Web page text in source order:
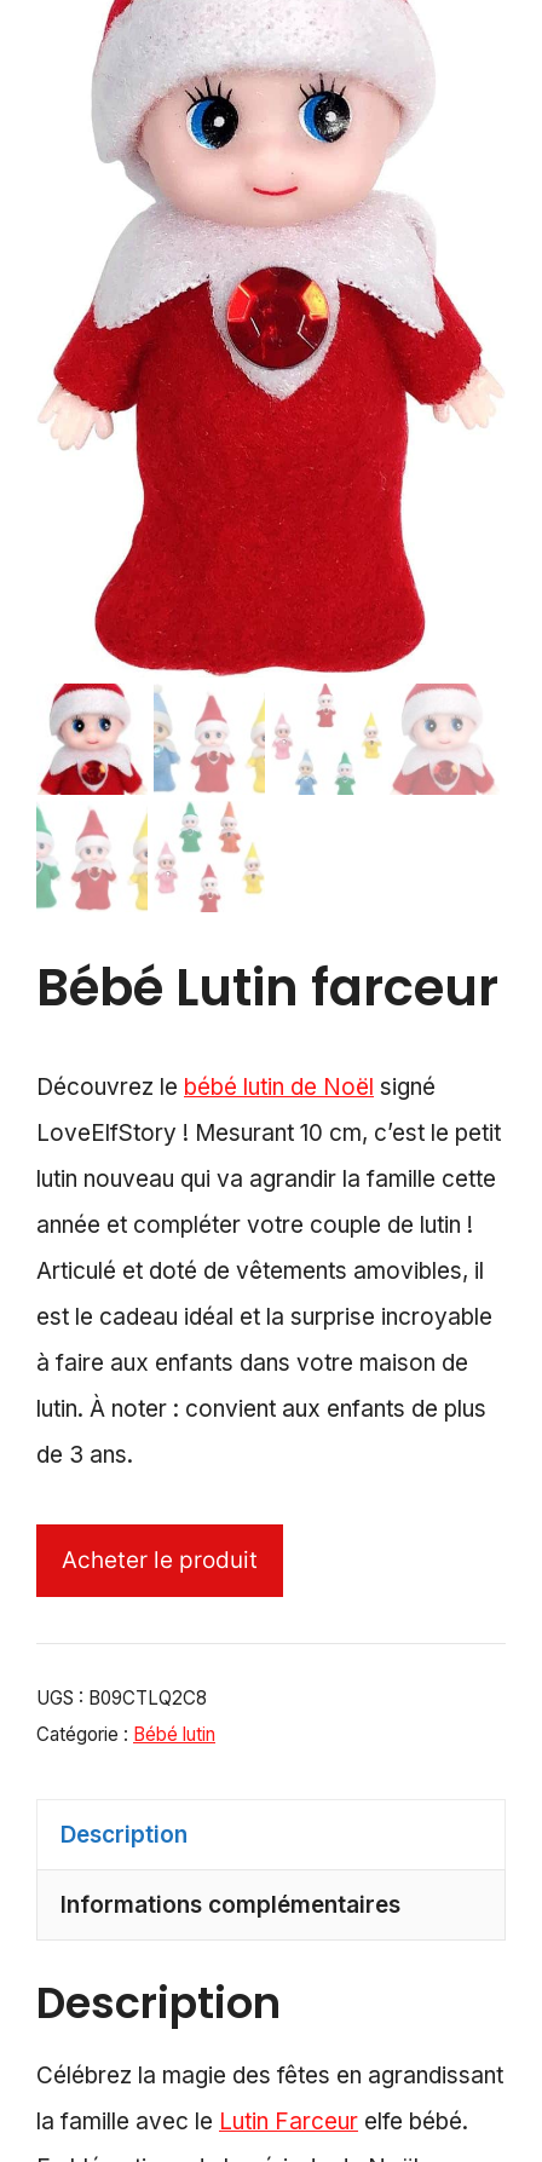
Bébé Lutin farceur
Découvrez le bébé lutin de Noël signé
LoveElfStory ! Mesurant 10 cm, c’est le petit
lutin nouveau qui va agrandir la famille cette
année et compléter votre couple de lutin !
Articulé et doté de vêtements amovibles, il
est le cadeau idéal et la surprise incroyable
à faire aux enfants dans votre maison de
lutin. À noter : convient aux enfants de plus
de 3 ans.
Acheter le produit
UGS : B09CTLQ2C8
Catégorie : Bébé lutin
Description
Informations complémentaires
Description
Célébrez la magie des fêtes en agrandissant
la famille avec le Lutin Farceur elfe bébé.